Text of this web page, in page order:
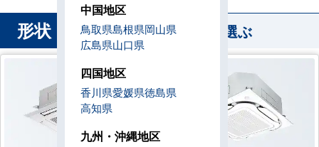
形状 から業務用エアコンを選ぶ
中国地区
鳥取県島根県岡山県
広島県山口県
四国地区
香川県愛媛県徳島県
高知県
九州・沖縄地区